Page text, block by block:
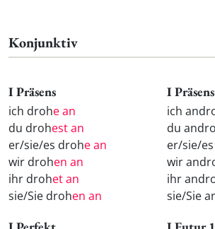
Konjunktiv
I Präsens
ich drohe an
du drohest an
er/sie/es drohe an
wir drohen an
ihr drohet an
sie/Sie drohen an
I
ich
du
er/sie/
wir
ihr
sie/Sie